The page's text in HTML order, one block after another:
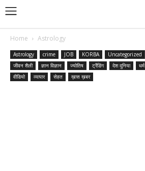
Home Astrology
Astrology crime JOB KORBA Uncategorized
जीवन शैली
ज्ञान विज्ञान ज्योतिष ट्रैंडिंग देश दुनिया धर्म
वीडियो
व्यापार सेहत ख़ास ख़बर